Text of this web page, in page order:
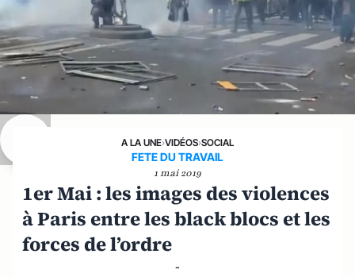
A LA UNE›VIDÉOS›SOCIAL
FETE DU TRAVAIL
1 mai 2019
1er Mai : les images des violences
à Paris entre les black blocs et les
forces de l’ordre
-